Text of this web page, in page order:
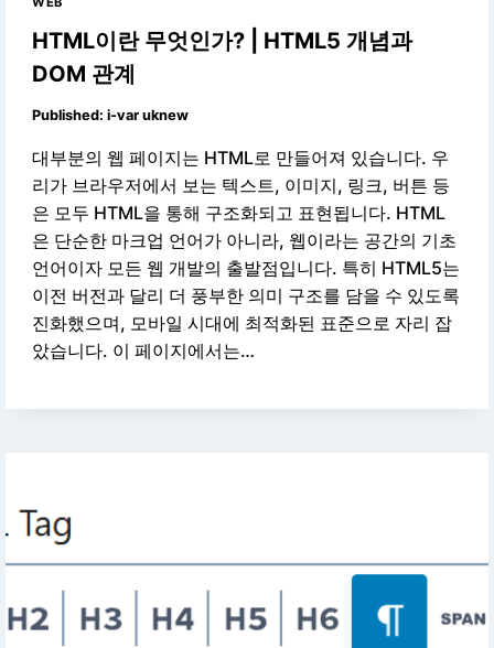
HTML이란 무엇인가? | HTML5 개념과
DOM 관계
Published: i-var uknew
대부분의 웹 페이지는 HTML로 만들어져 있습니다. 우
리가 브라우저에서 보는 텍스트, 이미지, 링크, 버튼 등
은 모두 HTML을 통해 구조화되고 표현됩니다. HTML
은 단순한 마크업 언어가 아니라, 웹이라는 공간의 기초
언어이자 모든 웹 개발의 출발점입니다. 특히 HTML5는
이전 버전과 달리 더 풍부한 의미 구조를 담을 수 있도록
진화했으며, 모바일 시대에 최적화된 표준으로 자리 잡
았습니다. 이 페이지에서는…